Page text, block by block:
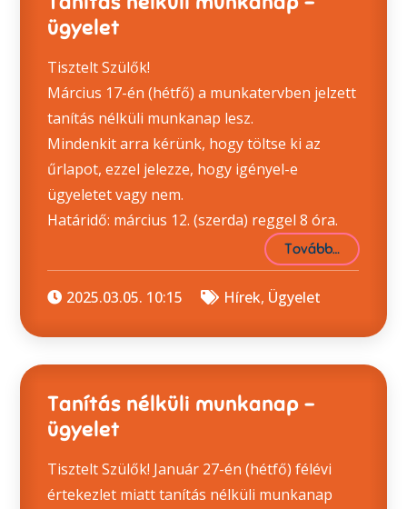
ügyelet
Tisztelt Szülők!
Március 17-én (hétfő) a munkatervben jelzett
tanítás nélküli munkanap lesz.
Mindenkit arra kérünk, hogy töltse ki az
űrlapot, ezzel jelezze, hogy igényel-e
ügyeletet vagy nem.
Határidő: március 12. (szerda) reggel 8 óra.
Tovább…
2025.03.05. 10:15 Hírek, Ügyelet
Tanítás nélküli munkanap –
ügyelet
Tisztelt Szülők! Január 27-én (hétfő) félévi
értekezlet miatt tanítás nélküli munkanap